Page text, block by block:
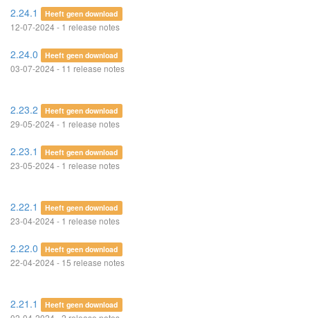
2.24.1 Heeft geen download
12-07-2024 - 1 release notes
2.24.0 Heeft geen download
03-07-2024 - 11 release notes
2.23.2 Heeft geen download
29-05-2024 - 1 release notes
2.23.1 Heeft geen download
23-05-2024 - 1 release notes
2.22.1 Heeft geen download
23-04-2024 - 1 release notes
2.22.0 Heeft geen download
22-04-2024 - 15 release notes
2.21.1 Heeft geen download